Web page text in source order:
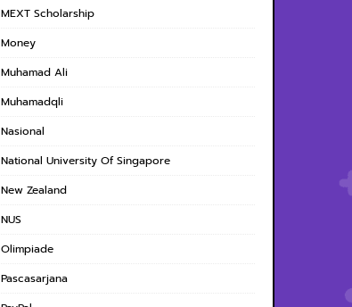
MEXT Scholarship
Money
Muhamad Ali
Muhamadqli
Nasional
National University Of Singapore
New Zealand
NUS
Olimpiade
Pascasarjana